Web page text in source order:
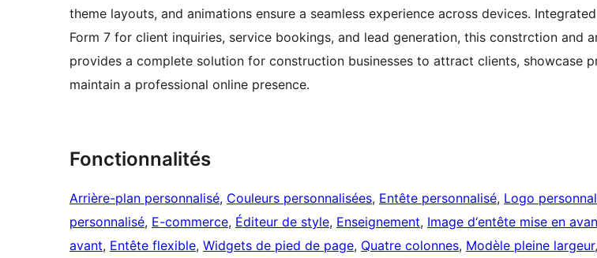
theme layouts, and animations ensure a seamless experience across devices.
Form 7 for client inquiries, service bookings, and lead generation, this constrction and
provides a complete solution for construction businesses to attract clients, showcase
maintain a professional online presence.
Fonctionnalités
Arrière-plan personnalisé, Couleurs personnalisées, Entête personnalisé, Logo
personnalisé, E-commerce, Éditeur de style, Enseignement, Image d‘entête mise en
avant, Entête flexible, Widgets de pied de page, Quatre colonnes, Modèle pleine largeur,